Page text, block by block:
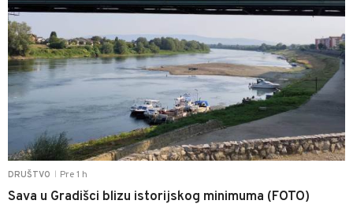
DRUŠTVO Pre 1 h
Sava u Gradišci blizu istorijskog minimuma (FOTO)